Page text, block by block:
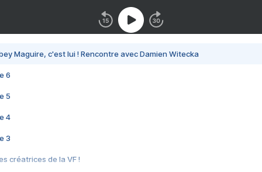
Maguire, c'est lui ! Rencontre avec Damien Witecka
6
5
4
3
créatrices de la VF !